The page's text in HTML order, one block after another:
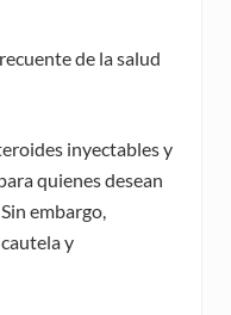
de la salud
inyectables y
quienes desean
embargo,
y